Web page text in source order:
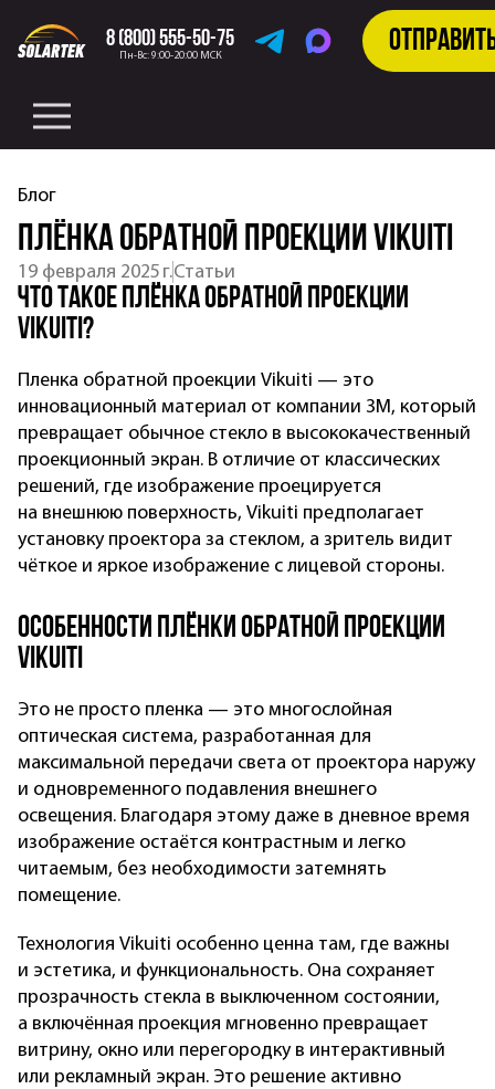
8 (800) 555-50-75
Пн-Вс: 9:00-20:00 МСК Telegram
MAX
Блог
Плёнка обратной проекции Vikuiti
19 февраля 2025 г.Статьи
Что такое плёнка обратной проекции
Vikuiti?
Пленка обратной проекции Vikuiti — это
инновационный материал от компании 3M, который
превращает обычное стекло в высококачественный
проекционный экран. В отличие от классических
решений, где изображение проецируется
на внешнюю поверхность, Vikuiti предполагает
установку проектора за стеклом, а зритель видит
чёткое и яркое изображение с лицевой стороны.
Особенности плёнки обратной проекции
Vikuiti
Это не просто пленка — это многослойная
оптическая система, разработанная для
максимальной передачи света от проектора наружу
и одновременного подавления внешнего
освещения. Благодаря этому даже в дневное время
изображение остаётся контрастным и легко
читаемым, без необходимости затемнять
помещение.
Технология Vikuiti особенно ценна там, где важны
и эстетика, и функциональность. Она сохраняет
прозрачность стекла в выключенном состоянии,
а включённая проекция мгновенно превращает
витрину, окно или перегородку в интерактивный
или рекламный экран. Это решение активно